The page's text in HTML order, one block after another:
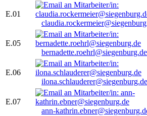
E.01
E.05
bernadette.roehrl@siegenburg.de
E.06
ilona.schlauderer@siegenburg.de
E.07
ann-